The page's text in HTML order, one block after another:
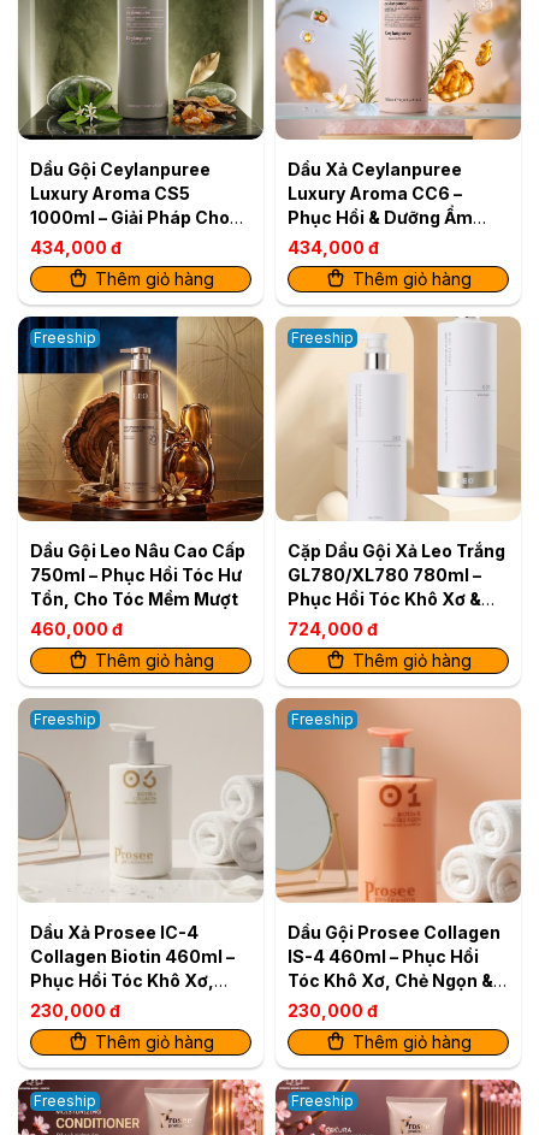
Dầu Gội Ceylanpuree
Luxury Aroma CS5
1000ml – Giải Pháp Cho
Da Đầu Gàu Ngứa, Tóc
Khô Xơ
434,000 đ
Thêm giỏ hàng
Dầu Xả Ceylanpuree
Luxury Aroma CC6 –
Phục Hồi & Dưỡng Ẩm
Cho Mái Tóc Mềm Mượt
Chuẩn Salon Xuất bản
Bán lẻ
434,000 đ
Thêm giỏ hàng
Freeship
Dầu Gội Leo Nâu Cao Cấp
750ml – Phục Hồi Tóc Hư
Tổn, Cho Tóc Mềm Mượt
460,000 đ
Thêm giỏ hàng
Freeship
Cặp Dầu Gội Xả Leo Trắng
GL780/XL780 780ml –
Phục Hồi Tóc Khô Xơ &
Tăng Độ Bóng Mượt
724,000 đ
Thêm giỏ hàng
Freeship
Dầu Xả Prosee IC-4
Collagen Biotin 460ml –
Phục Hồi Tóc Khô Xơ,
Giảm Gãy Rụng
230,000 đ
Thêm giỏ hàng
Freeship
Dầu Gội Prosee Collagen
IS-4 460ml – Phục Hồi
Tóc Khô Xơ, Chẻ Ngọn &
Gãy Rụng
230,000 đ
Thêm giỏ hàng
Freeship Freeship